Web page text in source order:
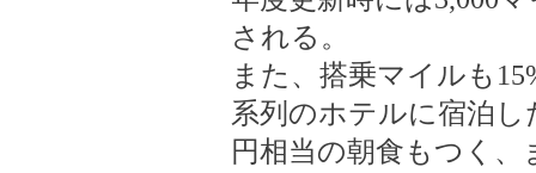
される。
また、搭乗マイルも
系列のホテルに宿泊し
円相当の朝食もつく